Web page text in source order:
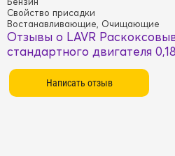
Свойство присадки
Востанавливающие, Очищающие
Отзывы о LAVR
стандартного двигателя